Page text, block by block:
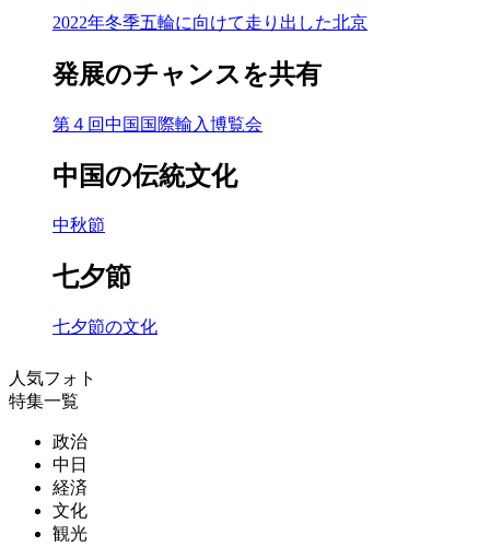
2022年冬季五輪に向けて走り出した北京
発展のチャンスを共有
第４回中国国際輸入博覧会
中国の伝統文化
中秋節
七夕節
七夕節の文化
人気フォト
特集一覧
政治
中日
経済
文化
観光